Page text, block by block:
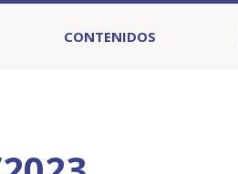
CONTENIDOS